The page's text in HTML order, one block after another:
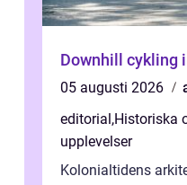
Downhill cykling
05 augusti 2026
editorial,Historiska
upplevelser
Kolonialtidens